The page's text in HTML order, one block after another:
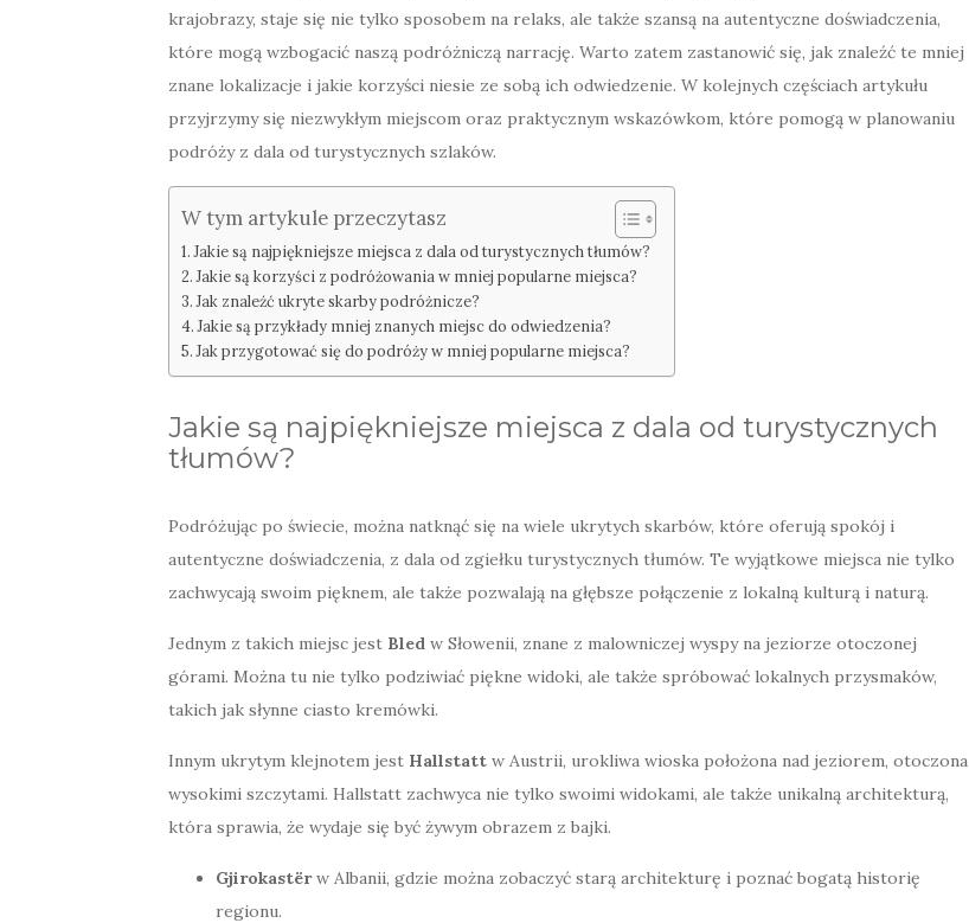
krajobrazy, staje się nie tylko sposobem na relaks, ale także szansą na autentyczne doświadczenia,
które mogą wzbogacić naszą podróżniczą narrację. Warto zatem zastanowić się, jak znaleźć te mniej
znane lokalizacje i jakie korzyści niesie ze sobą ich odwiedzenie. W kolejnych częściach artykułu
przyjrzymy się niezwykłym miejscom oraz praktycznym wskazówkom, które pomogą w planowaniu
podróży z dala od turystycznych szlaków.
W tym artykule przeczytasz
Jakie są najpiękniejsze miejsca z dala od turystycznych tłumów?
Jakie są korzyści z podróżowania w mniej popularne miejsca?
Jak znaleźć ukryte skarby podróżnicze?
Jakie są przykłady mniej znanych miejsc do odwiedzenia?
Jak przygotować się do podróży w mniej popularne miejsca?
Jakie są najpiękniejsze miejsca z dala od turystycznych
tłumów?
Podróżując po świecie, można natknąć się na wiele ukrytych skarbów, które oferują spokój i
autentyczne doświadczenia, z dala od zgiełku turystycznych tłumów. Te wyjątkowe miejsca nie tylko
zachwycają swoim pięknem, ale także pozwalają na głębsze połączenie z lokalną kulturą i naturą.
Jednym z takich miejsc jest Bled w Słowenii, znane z malowniczej wyspy na jeziorze otoczonej
górami. Można tu nie tylko podziwiać piękne widoki, ale także spróbować lokalnych przysmaków,
takich jak słynne ciasto kremówki.
Innym ukrytym klejnotem jest Hallstatt w Austrii, urokliwa wioska położona nad jeziorem, otoczona
wysokimi szczytami. Hallstatt zachwyca nie tylko swoimi widokami, ale także unikalną architekturą,
która sprawia, że wydaje się być żywym obrazem z bajki.
Gjirokastërw Albanii, gdzie można zobaczyć starą architekturę i poznać bogatą historię
regionu.